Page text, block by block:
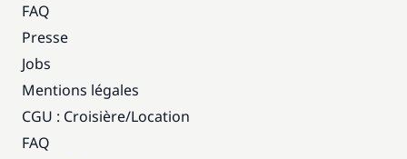
FAQ
Presse
Jobs
Mentions légales
CGU : Croisière/Location
FAQ